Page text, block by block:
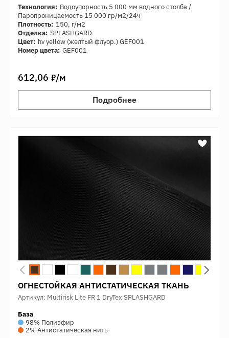
Технология: Водоупорность 5 000 мм водного столба /
Паропроницаемость 15 000 гр/м2/24ч
Плотность: 150, г/м2
Отделка: SPLASHGARD
Цвет: hv yellow (желтый флуор.) GEF001
Номер цвета: GEF001
612,06 7/м
Подробнее
ОГНЕСТОЙКАЯ АНТИСТАТИЧЕСКАЯ ТКАНЬ
Артикул: Multirisk Lite FR 1 DryTex SPLASHGARD
База
98% Полиэфир
2% Антистатическая нить